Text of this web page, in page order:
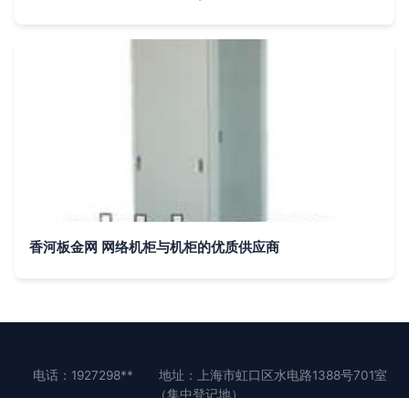
香河板金网 网络机柜与机柜的优质供应商
电话：1927298**
地址：上海市虹口区水电路1388号701室
（集中登记地）